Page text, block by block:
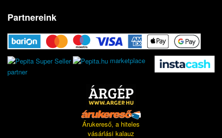
Partnereink
marketplace
partner
Árukereső, a hiteles
vásárlási kalauz